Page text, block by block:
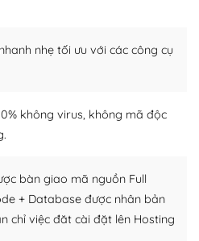
sẵn sàng hỗ trợ
bởi các nhân viên và những
có thể lên mạng và tìm
họ sẽ giúp bạn trả
nhẹ tối ưu với các công cụ
không virus, không mã độc
bàn giao mã nguồn Full
+ Database được nhân bản
chỉ việc đăt cài đặt lên Hosting